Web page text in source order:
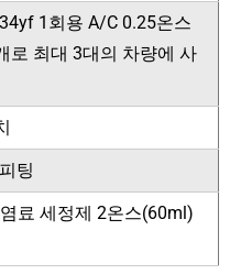
1회용 A/C 0.25온스
로 최대 3대의 차량에 사
팅
염료 세정제 2온스(60ml)